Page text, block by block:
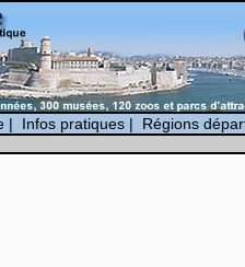
| Infos pratiques| Régions